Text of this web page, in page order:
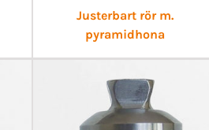
Justerbart rör m.
pyramidhona